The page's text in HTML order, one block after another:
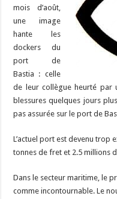
mois d’août,
une image
hante les
dockers du
port de
Bastia : celle
de leur collègue heurté par
blessures quelques jours
pas assurée sur le port de
L’actuel port est devenu trop
tonnes de fret et 2.5 millions
Dans le secteur maritime, le
comme incontournable. Le